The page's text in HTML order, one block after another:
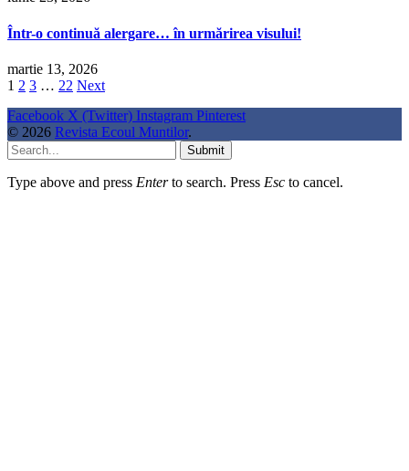
Într-o continuă alergare… în urmărirea visului!
martie 13, 2026
1 2 3 … 22 Next
Facebook X (Twitter) Instagram Pinterest
© 2026 Revista Ecoul Muntilor.
Submit
Type above and press Enterto search. Press Esc to cancel.